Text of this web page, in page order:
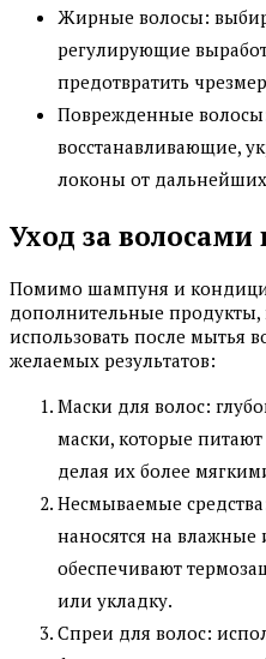
Жирные волосы:
регулирующие
предотвратить
Поврежденные волосы:
восстанавливающие,
локоны от
Уход за волосами
Помимо шампуня и
дополнительные
использовать после мытья
желаемых результатов:
Маски для волос:
маски, которые
делая их более
Несмываемые
наносятся на влажные
обеспечивают
или укладку.
Спреи для волос: